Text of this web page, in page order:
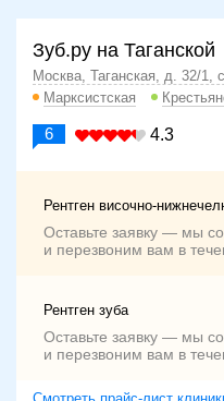
Зуб.ру на Таганской
Москва, Таганская, д. 32/1,
Марксистская
6 4.3
Рентген височно-
Оставьте заявку — мы
и перезвоним вам в
Рентген зуба
Оставьте заявку — мы
и перезвоним вам в